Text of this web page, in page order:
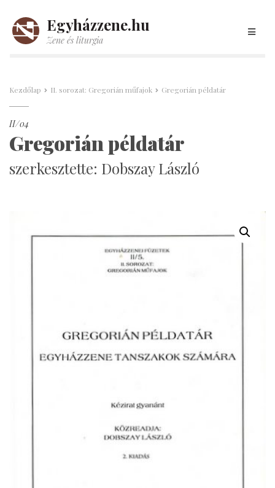
Egyházzene.hu
Zene és liturgia
Kezdőlap II. sorozat: Gregorián műfajok Gregorián példatár
II/04
Gregorián példatár
szerkesztette: Dobszay László